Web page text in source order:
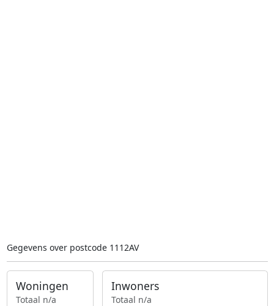
Gegevens over postcode 1112AV
Woningen
Totaal n/a
Inwoners
Totaal n/a